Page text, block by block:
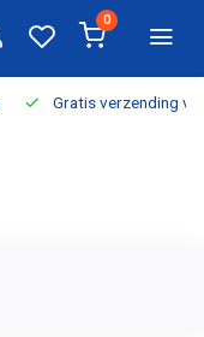
0
Gratis verzending